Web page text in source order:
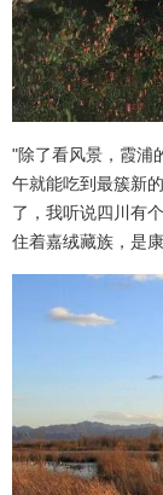
"除了看风景，霞浦
午就能吃到最簇新
了，我听说四川有
住着嘉绒藏族，是